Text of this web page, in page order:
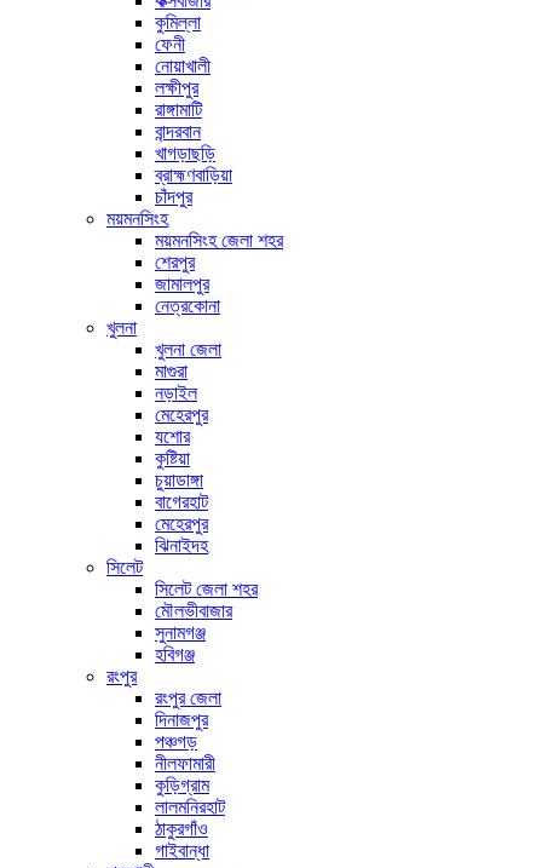
কুমিল্লা
ফেনী
নোয়াখালী
লক্ষীপুর
রাঙ্গামাটি
বান্দরবান
খাগড়াছড়ি
ব্রাহ্মণবাড়িয়া
চাঁদপুর
ময়মনসিংহ
ময়মনসিংহ জেলা শহর
শেরপুর
জামালপুর
নেত্রকোনা
খুলনা
খুলনা জেলা
মাগুরা
নড়াইল
মেহেরপুর
যশোর
কুষ্টিয়া
চুয়াডাঙ্গা
বাগেরহাট
মেহেরপুর
ঝিনাইদহ
সিলেট
সিলেট জেলা শহর
মৌলভীবাজার
সুনামগঞ্জ
হবিগঞ্জ
রংপুর
রংপুর জেলা
দিনাজপুর
পঞ্চগড়
নীলফামারী
কুড়িগ্রাম
লালমনিরহাট
ঠাকুরগাঁও
গাইবান্ধা